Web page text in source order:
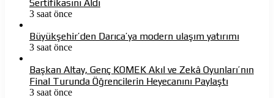
Sertifikasını Aldı
3 saat önce
Büyükşehir’den Darıca’ya modern ulaşım yatırımı
3 saat önce
Başkan Altay, Genç KOMEK Akıl ve Zekâ Oyunları’nın
Final Turunda Öğrencilerin Heyecanını Paylaştı
3 saat önce